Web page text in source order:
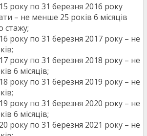
року по 31 березня 2016 року
– не менше 25 років 6 місяців
стажу;
року по 31 березня 2017 року – не
року по 31 березня 2018 року – не
6 місяців;
року по 31 березня 2019 року – не
року по 31 березня 2020 року – не
6 місяців;
року по 31 березня 2021 року – не